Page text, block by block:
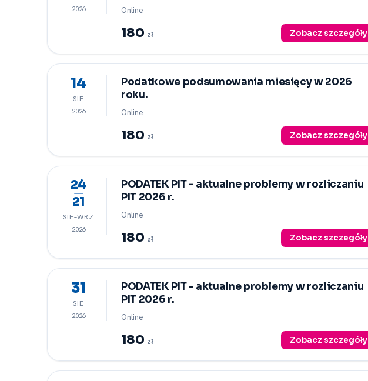
2026 Online
180 zł Zobacz szczegóły
14
SIE
2026
Podatkowe podsumowania miesięcy w 2026
roku.
Online
180 zł Zobacz szczegóły
24
21
SIE–WRZ
2026
PODATEK PIT -⁠ aktualne problemy w rozliczaniu
PIT 2026 r.
Online
180 zł Zobacz szczegóły
31
SIE
2026
PODATEK PIT -⁠ aktualne problemy w rozliczaniu
PIT 2026 r.
Online
180 zł Zobacz szczegóły